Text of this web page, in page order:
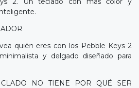
quién eres con los Pebble Keys 2
y delgado diseñado para
NO TIENE POR QUÉ SER